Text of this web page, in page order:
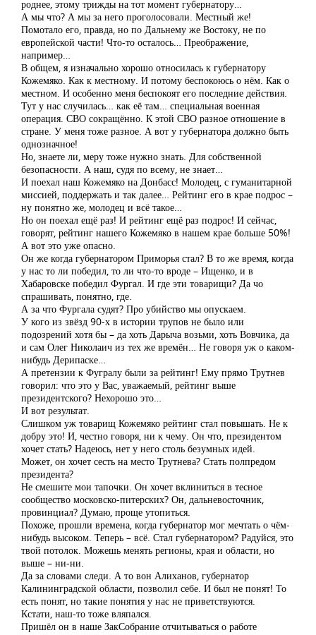
роднее, этому трижды на тот момент губернатору…
А мы что? А мы за него проголосовали. Местный же!
Помотало его, правда, но по Дальнему же Востоку, не по
европейской части! Что-то осталось… Преображение,
например…
В общем, я изначально хорошо относилась к губернатору
Кожемяко. Как к местному. И потому беспокоюсь о нём. Как о
местном. И особенно меня беспокоят его последние действия.
Тут у нас случилась… как её там… специальная военная
операция. СВО сокращённо. К этой СВО разное отношение в
стране. У меня тоже разное. А вот у губернатора должно быть
однозначное!
Но, знаете ли, меру тоже нужно знать. Для собственной
безопасности. А наш, судя по всему, не знает…
И поехал наш Кожемяко на Донбасс! Молодец, с гуманитарной
миссией, поддержать и так далее… Рейтинг его в крае подрос –
ну понятно же, молодец и всё такое…
Но он поехал ещё раз! И рейтинг ещё раз подрос! И сейчас,
говорят, рейтинг нашего Кожемяко в нашем крае больше 50%!
А вот это уже опасно.
Он же когда губернатором Приморья стал? В то же время, когда
у нас то ли победил, то ли что-то вроде – Ищенко, и в
Хабаровске победил Фургал. И где эти товарищи? Да чо
спрашивать, понятно, где.
А за что Фургала судят? Про убийство мы опускаем.
У кого из звёзд 90-х в истории трупов не было или
подозрений хотя бы – да хоть Дарыча возьми, хоть Вовчика, да
и сам Олег Николаич из тех же времён… Не говоря уж о каком-
нибудь Дерипаске…
А претензии к Фугралу были за рейтинг! Ему прямо Трутнев
говорил: что это у Вас, уважаемый, рейтинг выше
президентского? Нехорошо это…
И вот результат.
Слишком уж товарищ Кожемяко рейтинг стал повышать. Не к
добру это! И, честно говоря, ни к чему. Он что, президентом
хочет стать? Надеюсь, нет у него столь безумных идей.
Может, он хочет сесть на место Трутнева? Стать полпредом
президента?
Не смешите мои тапочки. Он хочет вклиниться в тесное
сообщество московско-питерских? Он, дальневосточник,
провинциал? Думаю, проще утопиться.
Похоже, прошли времена, когда губернатор мог мечтать о чём-
нибудь высоком. Теперь – всё. Стал губернатором? Радуйся, это
твой потолок. Можешь менять регионы, края и области, но
выше – ни-ни.
Да за словами следи. А то вон Алиханов, губернатор
Калининградской области, позволил себе. И был не понят! То
есть понят, но такие понятия у нас не приветствуются.
Кстати, наш-то тоже вляпался.
Пришёл он в наше ЗакСобрание отчитываться о работе